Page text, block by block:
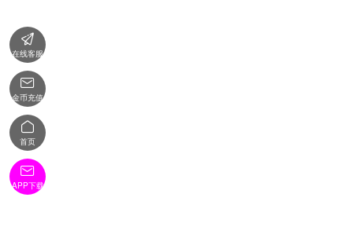

在线客服

金币充值

首页

APP下载